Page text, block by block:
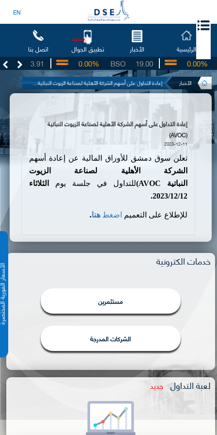
EN
الرئيسية الأخبار تطبيق الجوال
جديد
اتصل بنا
3.91
UG 19.00
BSO
0.00% 0.00%
الأخبار إعادة التداول على أسهم الشركة الأهلية لصناعة الزيوت النباتية...
الأسعار
إعادة التداول على أسهم الشركة الأهلية لصناعة الزيوت النباتية
(AVOC)
2023-12-11
تعلن سوق دمشق للأوراق المالية عن إعادة أسهم
الشركة الأهلية لصناعة الزيوت
النباتية
AVOC) للتداول في جلسة يوم
الثلاثاء
2
1
/
12
/
2023
.
للإطلاع على التعميم اضغط هنا.
خدمات الكترونية
مستثمرين
الشركات المدرجة
لعبة التداول جديد